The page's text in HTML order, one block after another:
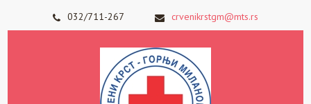
032/711-267 crvenikrstgm@mts.rs